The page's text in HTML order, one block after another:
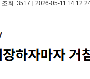
조회: 3517 2026-05-11